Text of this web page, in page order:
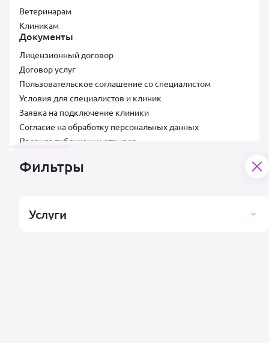
Фильтры
Услуги
Ветеринарам
Клиникам
Документы
Лицензионный договор
Договор услуг
Пользовательское соглашение со специалистом
Условия для специалистов и клиник
Заявка на подключение клиники
Согласие на обработку персональных данных
Правила публикации отзывов
Поддержка пользователей